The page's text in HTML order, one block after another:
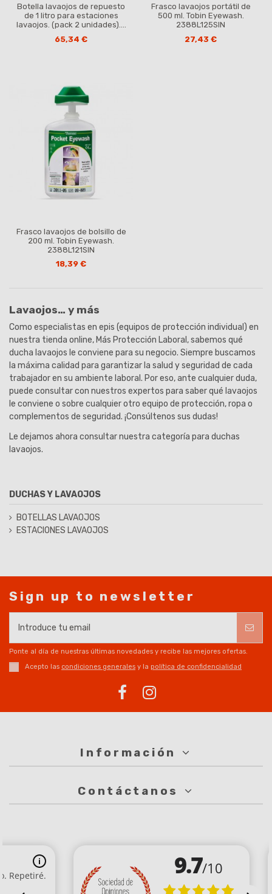
Botella lavaojos de repuesto
de 1 litro para estaciones
lavaojos. (pack 2 unidades)....
65,34 €
Frasco lavaojos portátil de
500 ml. Tobin Eyewash.
2388L125SIN
27,43 €
Frasco lavaojos de bolsillo de
200 ml. Tobin Eyewash.
2388L121SIN
18,39 €
Lavaojos… y más
Como especialistas en epis (equipos de protección individual) en
nuestra tienda online, Más Protección Laboral, sabemos qué
ducha lavaojos le conviene para su negocio. Siempre buscamos
la máxima calidad para garantizar la salud y seguridad de cada
trabajador en su ambiente laboral. Por eso, ante cualquier duda,
puede consultar con nuestros expertos para saber qué lavaojos
le conviene o sobre cualquier otro equipo de protección, ropa o
complementos de seguridad. ¡Consúltenos sus dudas!
Le dejamos ahora consultar nuestra categoría para duchas
lavaojos.
DUCHAS Y LAVAOJOS
BOTELLAS LAVAOJOS
ESTACIONES LAVAOJOS
Sign up to newsletter
Ponte al día de nuestras últimas novedades y recibe las mejores ofertas.
Acepto las condiciones generales y la política de confidencialidad
Información
Contáctanos